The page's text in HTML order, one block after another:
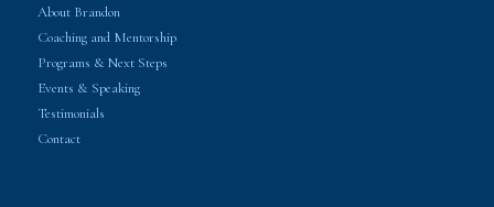
About Brandon
Coaching and Mentorship
Programs & Next Steps
Events & Speaking
Testimonials
Contact